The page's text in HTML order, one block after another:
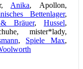
Anika, Apollon,
Bettenlager,
Bräuer, Hussel,
mister*lady,
, Spiele Max,